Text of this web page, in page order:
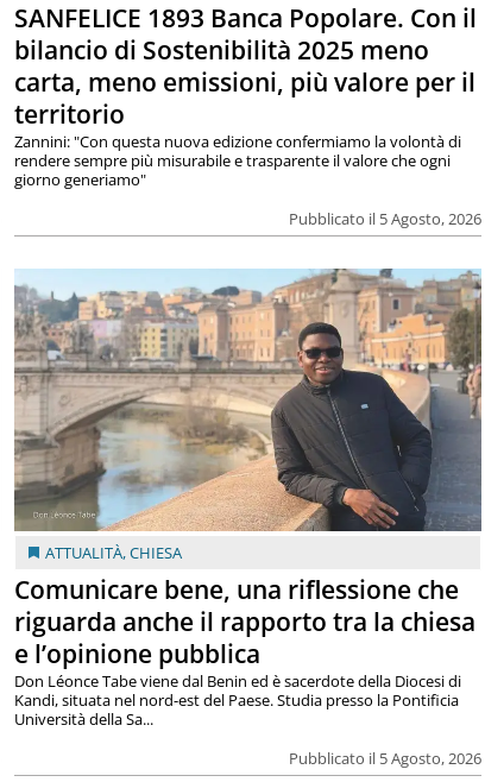
SANFELICE 1893 Banca Popolare. Con il
bilancio di Sostenibilità 2025 meno
carta, meno emissioni, più valore per il
territorio
Pubblicato il 5 Agosto, 2026
Zannini: "Con questa nuova edizione confermiamo la volontà di
rendere sempre più misurabile e trasparente il valore che ogni
giorno generiamo"
ATTUALITÀ,CHIESA
Comunicare bene, una riflessione che
riguarda anche il rapporto tra la chiesa
e l’opinione pubblica
Pubblicato il 5 Agosto, 2026
Don Léonce Tabe viene dal Benin ed è sacerdote della Diocesi di
Kandi, situata nel nord-est del Paese. Studia presso la Pontificia
Università della Sa...